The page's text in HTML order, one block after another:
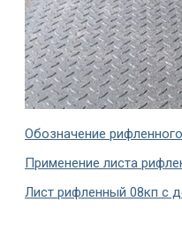
Обозначение
Применение листа
Лист рифленный 08кп с